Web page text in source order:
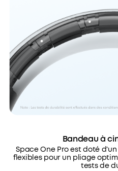
Bandeau à
Space One Pro est doté
flexibles pour un pliage
tests de